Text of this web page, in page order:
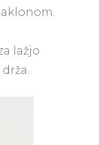
lažjo